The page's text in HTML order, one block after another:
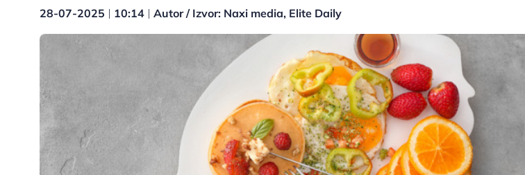
28-07-2025 10:14 Autor / Izvor: Naxi media, Elite Daily